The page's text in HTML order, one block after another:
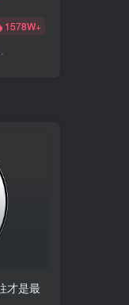
1578W+
才是最